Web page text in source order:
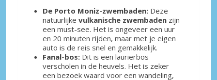
De Porto Moniz-zwembaden: Deze
natuurlijke vulkanische zwembaden zijn
een must-see. Het is ongeveer een uur
en 20 minuten rijden, maar met je eigen
auto is de reis snel en gemakkelijk.
Fanal-bos: Dit is een laurierbos
verscholen in de heuvels. Het is zeker
een bezoek waard voor een wandeling,